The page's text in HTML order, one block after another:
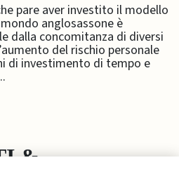
pare aver investito il modello
anglosassone è
dalla concomitanza di diversi
del rischio personale
di investimento di tempo e
&